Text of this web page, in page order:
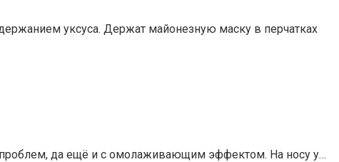
уксуса. Держат майонезную маску в перчатках
проблем, да ещё и с омолаживающим эффектом. На носу у…